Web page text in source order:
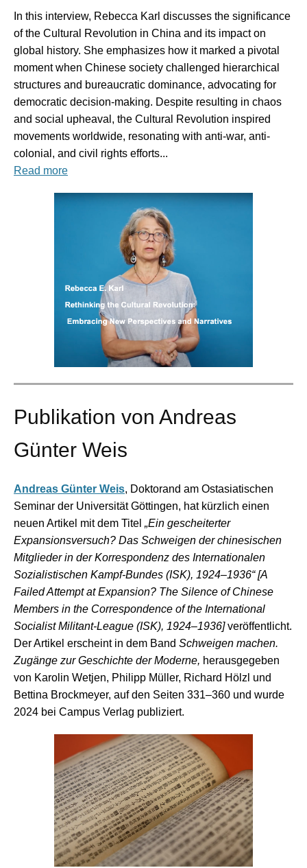
In this interview, Rebecca Karl discusses the significance
of the Cultural Revolution in China and its impact on
global history. She emphasizes how it marked a pivotal
moment when Chinese society challenged hierarchical
structures and bureaucratic dominance, advocating for
democratic decision-making. Despite resulting in chaos
and social upheaval, the Cultural Revolution inspired
movements worldwide, resonating with anti-war, anti-
colonial, and civil rights efforts...
Read more
Publikation von Andreas
Günter Weis
Andreas Günter Weis, Doktorand am Ostasiatischen
Seminar der Universität Göttingen, hat kürzlich einen
neuen Artikel mit dem Titel „Ein gescheiterter
Expansionsversuch? Das Schweigen der chinesischen
Mitglieder in der Korrespondenz des Internationalen
Sozialistischen Kampf-Bundes (ISK), 1924–1936“ [A
Failed Attempt at Expansion? The Silence of Chinese
Members in the Correspondence of the International
Socialist Militant-League (ISK), 1924–1936]veröffentlicht.
Der Artikel erscheint in dem Band Schweigen machen.
Zugänge zur Geschichte der Moderne, herausgegeben
von Karolin Wetjen, Philipp Müller, Richard Hölzl und
Bettina Brockmeyer, auf den Seiten 331–360 und wurde
2024 bei Campus Verlag publiziert.